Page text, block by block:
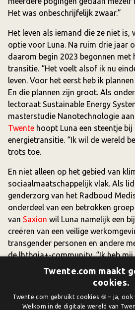
Het was onbeschrijfelijk zwaar.”
Het leven als iemand die ze niet is,
optie voor Luna. Na ruim drie jaar
daarom begin 2023 begonnen met
transitie. “Het voelt alsof ik nu
leven. Voor het eerst heb ik
En die plannen zijn groot. Als
lectoraat Sustainable Energy
masterstudie Nanotechnologie
Twente hoopt Luna een steentje
energietransitie. “Ik wil de wereld
trots toe.
En niet alleen op het gebied van
sociaalmaatschappelijk vlak. Als
genderzorg van het Radboud
onderdeel van een betrokken
van Saxion wil Luna namelijk een
creëren van een veilige
transgender personen en andere
de lhtbqia+-community. “Ik heb mij
onveilig en ongelukkig gevoeld
zijn, ik wil voorkomen dat een
groot verschil maken.”
Twente.com maakt
cookies.
Twente.com gebruikt cookies 🍪 – ja,
Welkom in de digitale wereld van